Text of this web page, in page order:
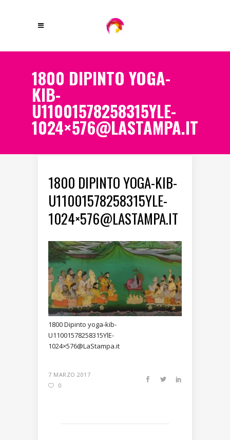
1800 DIPINTO YOGA-
KIB-
U11001578258315YLE-
1024×576@LASTAMPA.IT
1800 DIPINTO YOGA-KIB-
U11001578258315YLE-
1024×576@LASTAMPA.IT
1800 Dipinto yoga-kib-
U11001578258315YlE-
1024×576@LaStampa.it
7 MARZO 2017
0